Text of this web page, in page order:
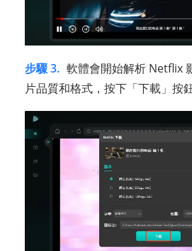
步驟 3. 軟體會開始解析 Netflix
片品質和格式，按下「下載」按鈕